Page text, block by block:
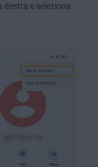
destra e seleziona